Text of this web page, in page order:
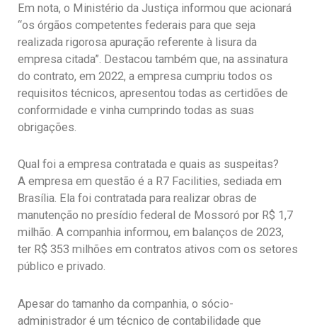
Em nota, o Ministério da Justiça informou que acionará
“os órgãos competentes federais para que seja
realizada rigorosa apuração referente à lisura da
empresa citada”. Destacou também que, na assinatura
do contrato, em 2022, a empresa cumpriu todos os
requisitos técnicos, apresentou todas as certidões de
conformidade e vinha cumprindo todas as suas
obrigações.
Qual foi a empresa contratada e quais as suspeitas?
A empresa em questão é a R7 Facilities, sediada em
Brasília. Ela foi contratada para realizar obras de
manutenção no presídio federal de Mossoró por R$ 1,7
milhão. A companhia informou, em balanços de 2023,
ter R$ 353 milhões em contratos ativos com os setores
público e privado.
Apesar do tamanho da companhia, o sócio-
administrador é um técnico de contabilidade que